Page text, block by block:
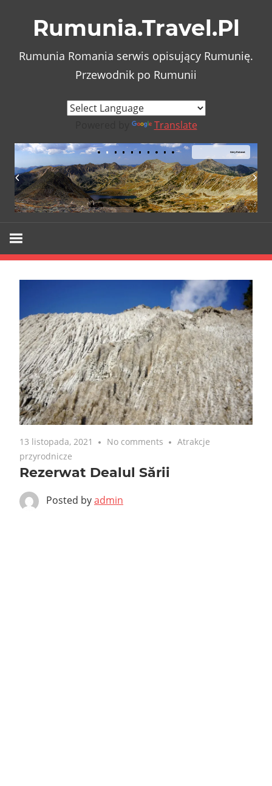
Rumunia.Travel.Pl
Rumunia Romania serwis opisujący Rumunię.
Przewodnik po Rumunii
Translate
Góry Retezat
13 listopada, 2021 No comments
Atrakcje
przyrodnicze
Rezerwat Dealul Sării
Posted byadmin